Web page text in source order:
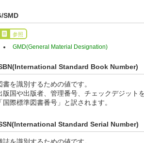
SMD
参照
GMD(General Material Designation)
Standard Book Number)
書を識別するための値です。
版国や出版者、管理番号、チェックデジット
国際標準図書番号」と訳されます。
Standard Serial Number)
誌を識別するための値です。